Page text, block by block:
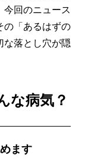
回のニュース
の「あるはずの
な落とし穴が隠
な病気？
ます